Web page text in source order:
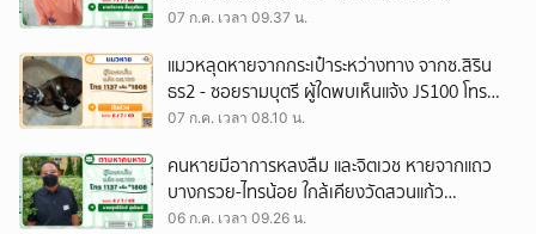
07 ก.ค. เวลา 09.37 น.
แมวหลุดหายจากกระเป๋าระหว่างทาง จากซ.สิริน
ธร2 - ซอยรามบุตรี ผู้ใดพบเห็นแจ้ง JS100 โทร
*1808 หรือ 1137
07 ก.ค. เวลา 08.10 น.
คนหายมีอาการหลงลืม และจิตเวช หายจากแถว
บางกรวย-ไทรน้อย ใกล้เคียงวัดสวนแก้ว
อ.บางใหญ่ จ.นนทบุรี ผู้ใดพบเห็นแจ้ง JS100 โทร
06 ก.ค. เวลา 09.26 น.